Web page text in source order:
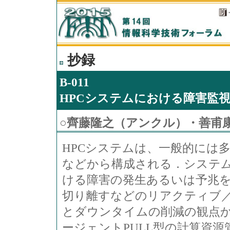
抄録
B-011
HPCシステムにおける障害監
○齊藤隆之（アンクル）・善甫
HPCシステムは、一般的には
などから構成される．システ
ける障害の発生あるいは予兆
切り離すなどのリアクティブ
とダウンタイムの削減の観点